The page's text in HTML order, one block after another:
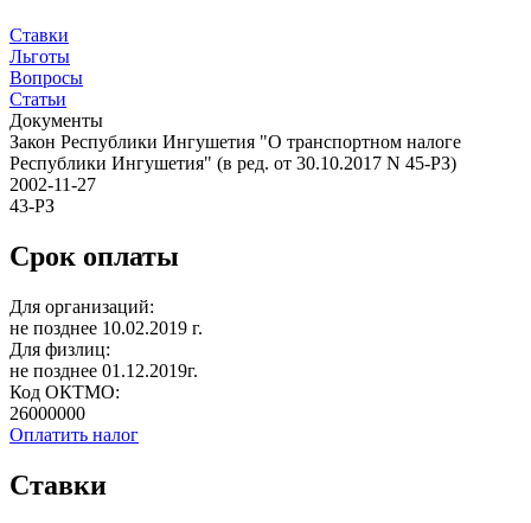
Ставки
Льготы
Вопросы
Статьи
Документы
Закон Республики Ингушетия "О транспортном налоге
Республики Ингушетия" (в ред. от 30.10.2017 N 45-РЗ)
2002-11-27
43-РЗ
Срок оплаты
Для организаций:
не позднее 10.02.2019 г.
Для физлиц:
не позднее 01.12.2019г.
Код ОКТМО:
26000000
Оплатить налог
Ставки